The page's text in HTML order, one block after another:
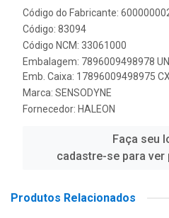
Código do Fabricante:
Código: 83094
Código NCM: 33061000
Embalagem: 7896009498978 UN
Emb. Caixa: 17896009498975
Marca: SENSODYNE
Fornecedor: HALEON
Faça seu
cadastre-se para
Produtos Relacionados